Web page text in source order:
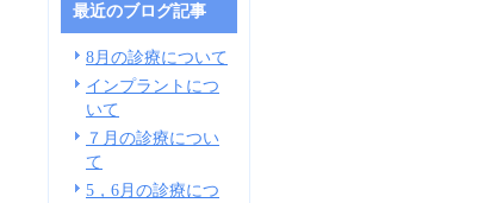
最近のブログ記事
8月の診療について
インプラントにつ
いて
７月の診療につい
て
5，6月の診療につ